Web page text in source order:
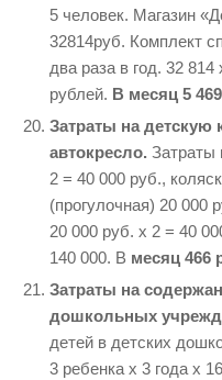
5 человек. Магазин
32814руб. Комплект
два раза в год. 32 814
рублей. В месяц 5
Затраты на детскую
автокресло. Затраты
2 = 40 000 руб.,
(прогулочная) 20 000
20 000 руб. х 2 = 40
140 000. В месяц 466
Затраты на
дошкольных
детей в детских
3 ребенка х 3 года х